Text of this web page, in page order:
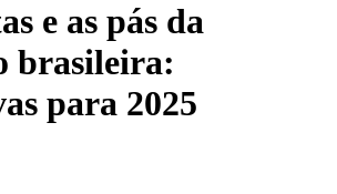
e as pás da
brasileira:
para 2025